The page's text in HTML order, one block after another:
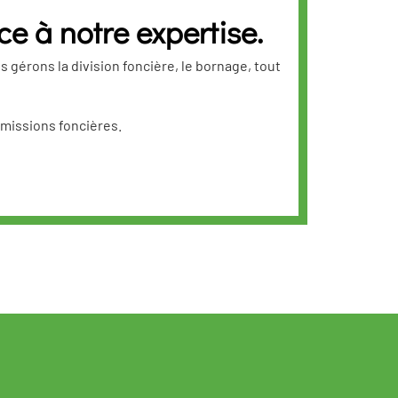
à notre expertise.
gérons la division foncière, le bornage, tout
foncières.